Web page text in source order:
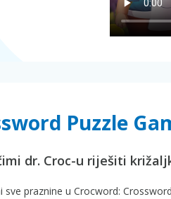
Puzzle
dr. Croc-u riješiti
praznine u Crocword: